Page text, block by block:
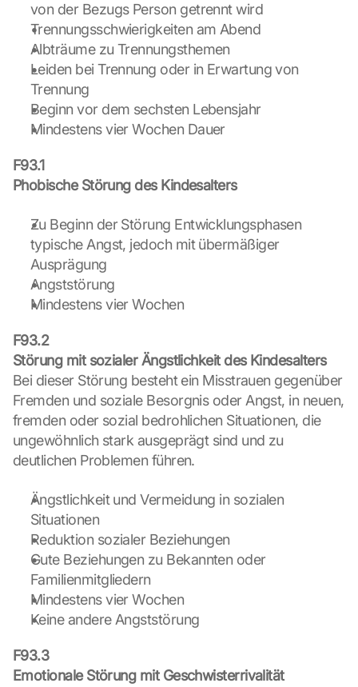
von der Bezugs Person getrennt wird
Trennungsschwierigkeiten am Abend
Albträume zu Trennungsthemen
Leiden bei Trennung oder in Erwartung von
Trennung
Beginn vor dem sechsten Lebensjahr
Mindestens vier Wochen Dauer
F93.1
Phobische Störung des Kindesalters
Zu Beginn der Störung Entwicklungsphasen
typische Angst, jedoch mit übermäßiger
Ausprägung
Angststörung
Mindestens vier Wochen
F93.2
Störung mit sozialer Ängstlichkeit des Kindesalters
Bei dieser Störung besteht ein Misstrauen gegenüber
Fremden und soziale Besorgnis oder Angst, in neuen,
fremden oder sozial bedrohlichen Situationen, die
ungewöhnlich stark ausgeprägt sind und zu
deutlichen Problemen führen.
Ängstlichkeit und Vermeidung in sozialen
Situationen
Reduktion sozialer Beziehungen
Gute Beziehungen zu Bekannten oder
Familienmitgliedern
Mindestens vier Wochen
Keine andere Angststörung
F93.3
Emotionale Störung mit Geschwisterrivalität
d
e
m
L
a
n
r
o
o
g
l
e
M
s
K
a
r
t
e
.
D
a
b
i
w
e
e